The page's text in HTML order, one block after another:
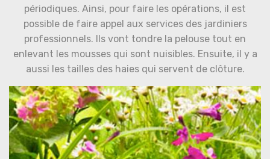
périodiques. Ainsi, pour faire les opérations, il est
possible de faire appel aux services des jardiniers
professionnels. Ils vont tondre la pelouse tout en
enlevant les mousses qui sont nuisibles. Ensuite, il y a
aussi les tailles des haies qui servent de clôture.